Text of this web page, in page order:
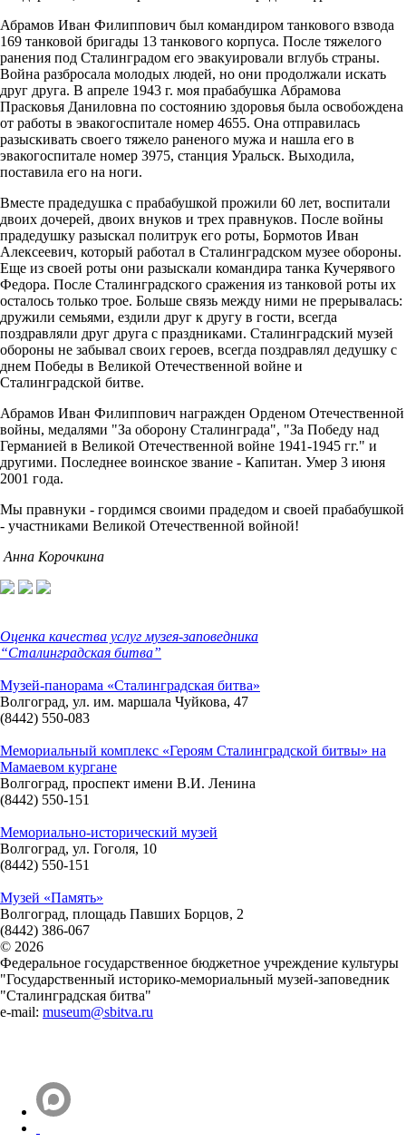
Абрамов Иван Филиппович был командиром­ танкового взвода
169 танковой бригады 13 танкового корпуса. После тяжелого
ранения под Сталинградом его эвакуировали вглубь страны.
Война разбросала молодых людей, но они продолжали искать
друг друга. В апреле 1943 г. моя прабабушка Абрамова
Прасковья Даниловна по состоянию здоровья была освобождена
от работы в эвакогоспитале номер 4655. Она отправилась
разыскивать своего тяжело раненого мужа и нашла его в
эвакогоспитале номер 3975, станция Уральск. Выходила,
поставила его на ноги.
Вместе прадедушка с прабабушкой прожили 60 лет, воспитали
двоих дочерей, двоих внуков и трех правнуков. После войны
прадедушку разыскал политрук его роты, Бормотов Иван
Алексеевич, который работал в Сталинградском музее обороны.
Еще из своей роты они разыскали командира танка Кучерявого
Федора. После Сталинградского сражения из танковой роты их
осталось только трое. Больше связь между ними не прерывалась:
дружили семьями, ездили друг к другу в гости, всегда
поздравляли друг друга с праздниками. Сталинградский музей
обороны не забывал своих героев, всегда поздравлял дедушку с
днем Победы в Великой Отечественной войне и
Сталинградской битве.
Абрамов Иван Филиппович награжден Орденом Отечествен­ной
войны, медалями "За оборону Сталинград­а", "За Победу над
Германией в Великой Отечественной войне 1941-1945 гг." и
другими. Последнее воинское звание - Капитан. Умер 3 июня
2001 года.
Мы правнуки - гордимся своими прадедом и своей прабабушкой
- участниками Великой Отечественной войной!
Анна Корочкина
Оценка качества услуг музея-заповедника
“Сталинградская битва”
Музей-панорама «Сталинградская битва»
Волгоград, ул. им. маршала Чуйкова, 47
(8442) 550-083
Мемориальный комплекс «Героям Сталинградской битвы» на
Мамаевом кургане
Волгоград, проспект имени В.И. Ленина
(8442) 550-151
Мемориально-исторический музей
Волгоград, ул. Гоголя, 10
(8442) 550-151
Музей «Память»
Волгоград, площадь Павших Борцов, 2
(8442) 386-067
© 2026
Федеральное государственное бюджетное учреждение культуры
"Государственный историко-мемориальный музей-заповедник
"Сталинградская битва"
e-mail: museum@sbitva.ru